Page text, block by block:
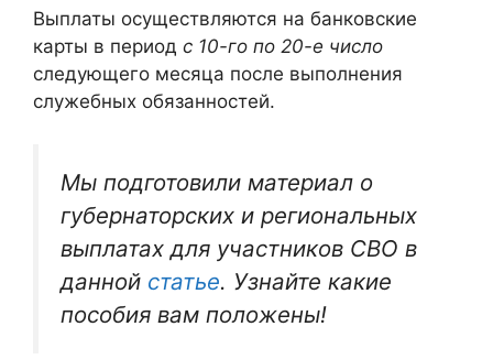
Выплаты осуществляются на банковские
карты в период с 10-го по 20-е число
следующего месяца после выполнения
служебных обязанностей.
Мы подготовили материал о
губернаторских и региональных
выплатах для участников СВО в
данной статье. Узнайте какие
пособия вам положены!